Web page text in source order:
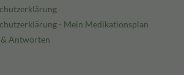
- Mein Medikationsplan
& Antworten